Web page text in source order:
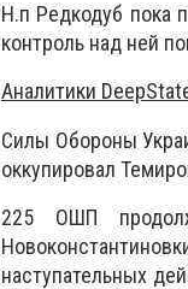
Н.п Редкодуб пока
контроль над ней
Аналитики
Силы Обороны
оккупировал
225 ОШП
наступательных